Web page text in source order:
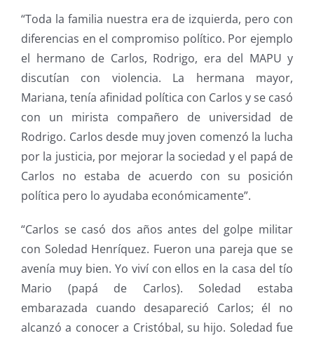
“Toda la familia nuestra era de izquierda, pero con
diferencias en el compromiso político. Por ejemplo
el hermano de Carlos, Rodrigo, era del MAPU y
discutían con violencia. La hermana mayor,
Mariana, tenía afinidad política con Carlos y se casó
con un mirista compañero de universidad de
Rodrigo. Carlos desde muy joven comenzó la lucha
por la justicia, por mejorar la sociedad y el papá de
Carlos no estaba de acuerdo con su posición
política pero lo ayudaba económicamente”.
“Carlos se casó dos años antes del golpe militar
con Soledad Henríquez. Fueron una pareja que se
avenía muy bien. Yo viví con ellos en la casa del tío
Mario (papá de Carlos). Soledad estaba
embarazada cuando desapareció Carlos; él no
alcanzó a conocer a Cristóbal, su hijo. Soledad fue